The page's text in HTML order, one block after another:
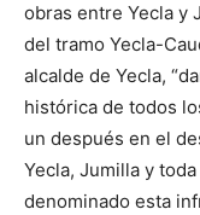
obras entre Yecla y
del tramo Yecla-
alcalde de Yecla,
histórica de todos
un después en el
Yecla, Jumilla y
denominado esta